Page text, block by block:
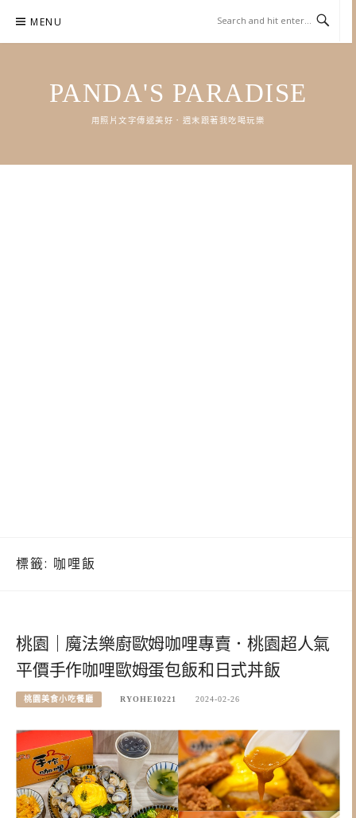
content
MENU
PANDA'S PARADISE
用照片文字傳遞美好．週末跟著我吃喝玩樂
標籤: 咖哩飯
桃園｜魔法樂廚歐姆咖哩專賣．桃園超人氣
平價手作咖哩歐姆蛋包飯和日式丼飯
桃園美食小吃餐廳 RYOHEI0221 2024-02-26